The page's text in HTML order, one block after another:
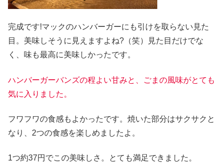
完成です!マックのハンバーガーにも引けを取らない見た
目。美味しそうに見えますよね?（笑）見た目だけでな
く、味も最高に美味しかったです。
ハンバーガーバンズの程よい甘みと、ごまの風味がとても
気に入りました。
フワフワの食感もよかったです。焼いた部分はサクサクと
なり、2つの食感を楽しめましたよ。
1つ約37円でこの美味しさ。とても満足できました。